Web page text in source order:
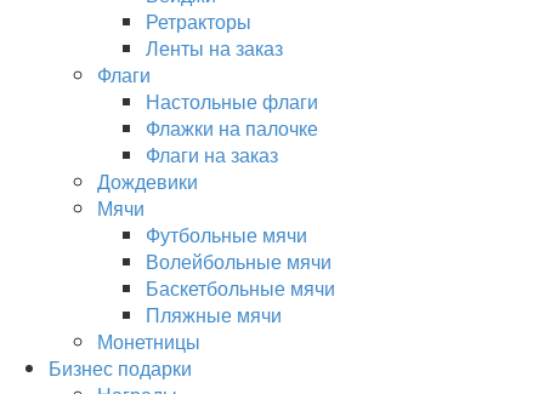
Ретракторы
Ленты на заказ
Флаги
Настольные флаги
Флажки на палочке
Флаги на заказ
Дождевики
Мячи
Футбольные мячи
Волейбольные мячи
Баскетбольные мячи
Пляжные мячи
Монетницы
Бизнес подарки